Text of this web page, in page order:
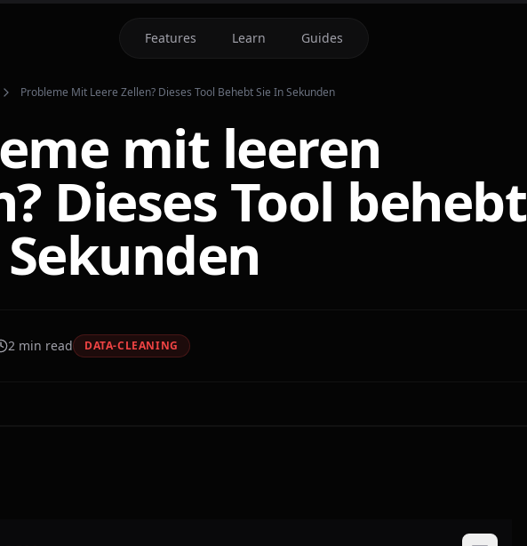
Features Learn Guides
Probleme Mit Leere Zellen? Dieses Tool Behebt Sie In Sekunden
mit leeren
Dieses Tool behebt
2 min read DATA-CLEANING